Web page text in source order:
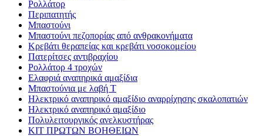
Ρολλάτορ
Περιπατητής
Μπαστούνι
Μπαστούνι πεζοπορίας από ανθρακονήματα
Κρεβάτι θεραπείας και κρεβάτι νοσοκομείου
Πατερίτσες αντιβραχίου
Ρολλάτορ 4 τροχών
Ελαφριά αναπηρικά αμαξίδια
Μπαστούνια με λαβή T
Ηλεκτρικό αναπηρικό αμαξίδιο αναρρίχησης σκαλοπατιών
Ηλεκτρικό αναπηρικό αμαξίδιο
Πολυλειτουργικός ανελκυστήρας
ΚΙΤ ΠΡΩΤΩΝ ΒΟΗΘΕΙΩΝ